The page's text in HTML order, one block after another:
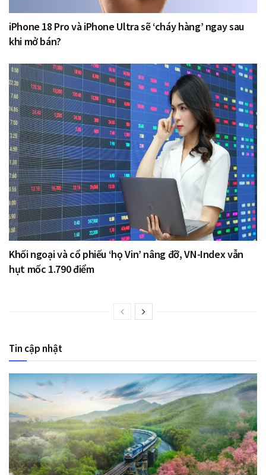
iPhone 18 Pro và iPhone Ultra sẽ ‘cháy hàng’ ngay sau
khi mở bán?
Khối ngoại và cổ phiếu ‘họ Vin’ nâng đỡ, VN-Index vẫn
hụt mốc 1.790 điểm
Tin cập nhật